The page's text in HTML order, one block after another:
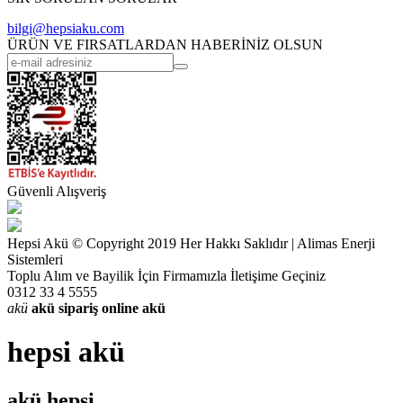
bilgi@hepsiaku.com
ÜRÜN VE FIRSATLARDAN HABERİNİZ OLSUN
Güvenli Alışveriş
Hepsi Akü © Copyright 2019 Her Hakkı Saklıdır | Alimas Enerji
Sistemleri
Toplu Alım ve Bayilik İçin Firmamızla İletişime Geçiniz
0312 33 4 5555
akü akü sipariş online akü
hepsi akü